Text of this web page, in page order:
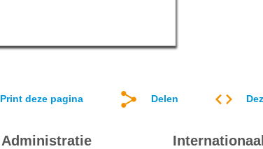
Print deze pagina Delen
Administratie Internationaal